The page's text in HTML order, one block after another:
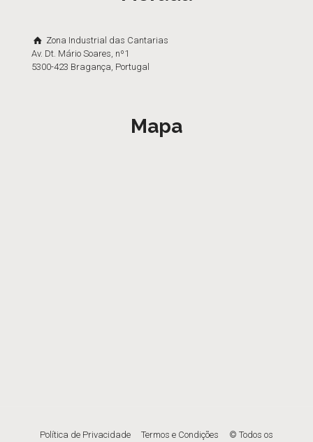
Zona Industrial das Cantarias
Av. Dt. Mário Soares, nº1
5300-423 Bragança, Portugal
Mapa
Política de Privacidade Termos e Condições © Todos os